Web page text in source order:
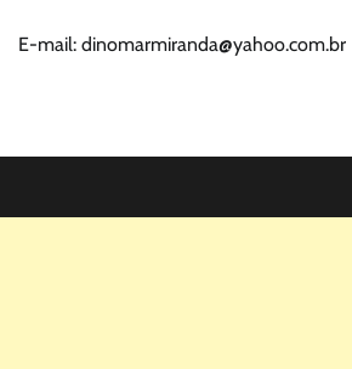
E-mail: dinomarmiranda@yahoo.com.br